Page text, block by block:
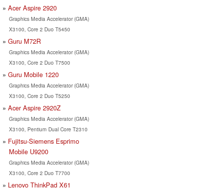
Acer Aspire 2920
Graphics Media Accelerator (GMA)
X3100, Core 2 Duo T5450
Guru M72R
Graphics Media Accelerator (GMA)
X3100, Core 2 Duo T7500
Guru Mobile 1220
Graphics Media Accelerator (GMA)
X3100, Core 2 Duo T5250
Acer Aspire 2920Z
Graphics Media Accelerator (GMA)
X3100, Pentium Dual Core T2310
Fujitsu-Siemens Esprimo
Mobile U9200
Graphics Media Accelerator (GMA)
X3100, Core 2 Duo T7700
Lenovo ThinkPad X61